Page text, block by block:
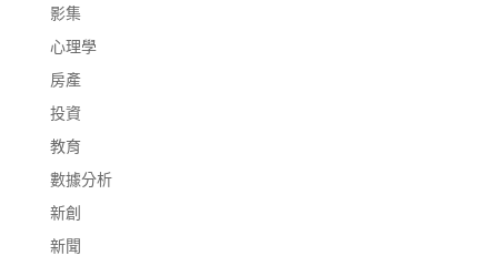
影集
心理學
房產
投資
教育
數據分析
新創
新聞